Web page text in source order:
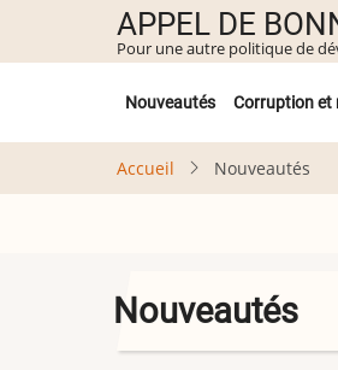
contenu
APPEL DE
Pour une autre politique de
Untermenü
Nouveautés Corruption et
Accueil Nouveautés
Nouveautés